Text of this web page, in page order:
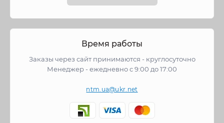
Время работы
Заказы через сайт принимаются - круглосуточно
Менеджер - ежедневно с 9:00 до 17:00
ntm.ua@ukr.net